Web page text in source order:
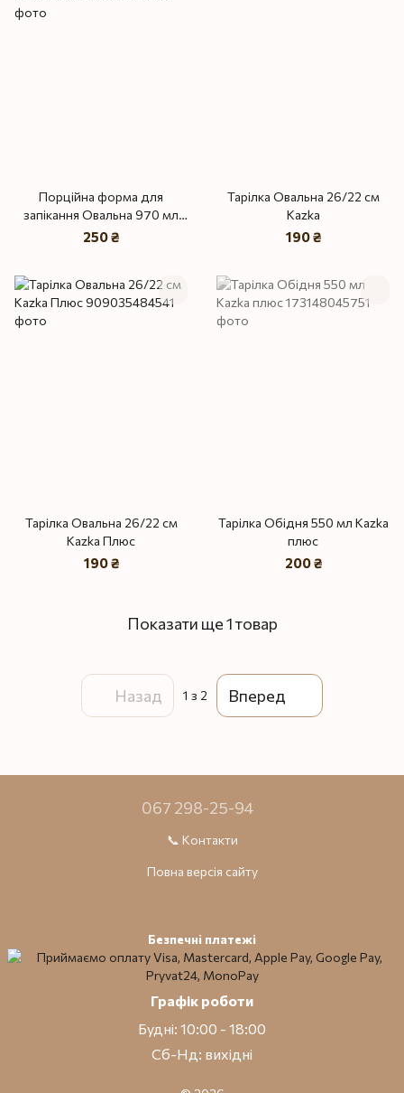
Порційна форма для
запікання Овальна 970 мл
Kazka плюс
250 ₴
Тарілка Овальна 26/22 см
Kazka
190 ₴
Тарілка Овальна 26/22 см
Kazka Плюс
190 ₴
Тарілка Обідня 550 мл Kazka
плюс
200 ₴
Показати ще 1 товар
Назад 1 з 2 Вперед
067 298-25-94
📞 Контакти
Повна версія сайту
Безпечні платежі
Графік роботи
Будні: 10:00 - 18:00
Сб-Нд: вихідні